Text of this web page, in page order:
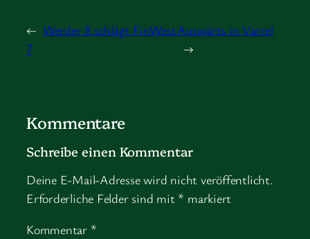
← Werder 8 schlägt FinWest
7
Auswärts in Varrel
→
Kommentare
Schreibe einen Kommentar
Deine E-Mail-Adresse wird nicht veröffentlicht.
Erforderliche Felder sind mit * markiert
Kommentar *